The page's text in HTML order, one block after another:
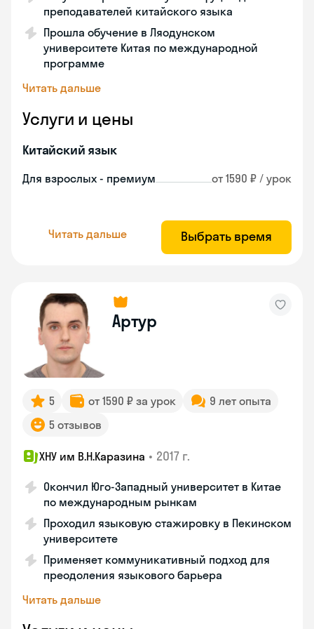
преподавателей китайского языка
Прошла обучение в Ляодунском
университете Китая по международной
программе
Читать дальше
Услуги и цены
Китайский язык
Для взрослых - премиум от 1590 ₽ / урок
Читать дальше Выбрать время
Артур
5 от 1590 ₽ за урок
9 лет опыта
5 отзывов
ХНУ им В.Н.Каразина • 2017 г.
Окончил Юго-Западный университет в Китае
по международным рынкам
Проходил языковую стажировку в Пекинском
университете
Применяет коммуникативный подход для
преодоления языкового барьера
Читать дальше